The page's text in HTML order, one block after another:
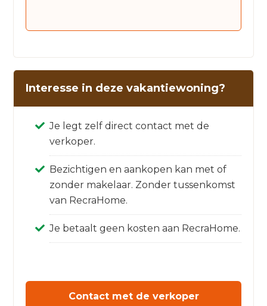
Interesse in deze vakantiewoning?
Je legt zelf direct contact met de
verkoper.
Bezichtigen en aankopen kan met of
zonder makelaar. Zonder tussenkomst
van RecraHome.
Je betaalt geen kosten aan RecraHome.
Contact met de verkoper